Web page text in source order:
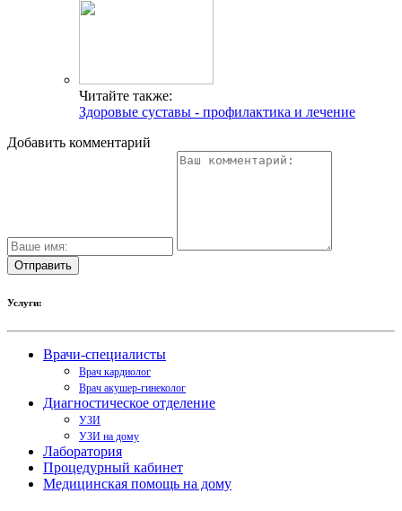
Читайте также:
Здоровые суставы - профилактика и лечение
Добавить комментарий
Услуги:
Врачи-специалисты
Врач кардиолог
Врач акушер-гинеколог
Диагностическое отделение
УЗИ
УЗИ на дому
Лаборатория
Процедурный кабинет
Медицинская помощь на дому